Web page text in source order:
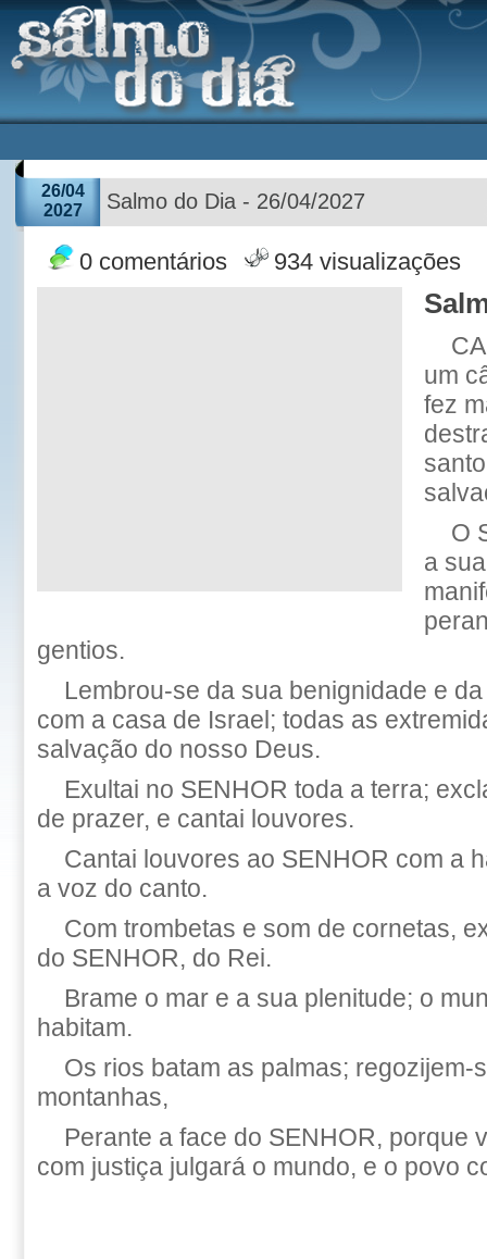
26/04
2027
Salmo do Dia - 26/04/2027
0 comentários 934 visualizações
um
fez
O
a
gentios.
Lembrou-se da sua benignidade e
com a casa de Israel; todas as
salvação do nosso Deus.
Exultai no SENHOR toda a terra;
de prazer, e cantai louvores.
Cantai louvores ao SENHOR com a
a voz do canto.
Com trombetas e som de cornetas,
do SENHOR, do Rei.
Brame o mar e a sua plenitude; o
habitam.
Os rios batam as palmas; regozijem-
montanhas,
Perante a face do SENHOR, porque
com justiça julgará o mundo, e o povo